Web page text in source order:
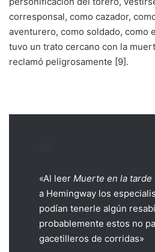
corresponsal, como cazador,
aventurero, como soldado, como
tuvo un trato cercano con la
reclamó peligrosamente [9].
«Al leer Muerte en la tarde
a Hemingway los
podían tenerle algún
probablemente estos no
gacetilleros de corridas»